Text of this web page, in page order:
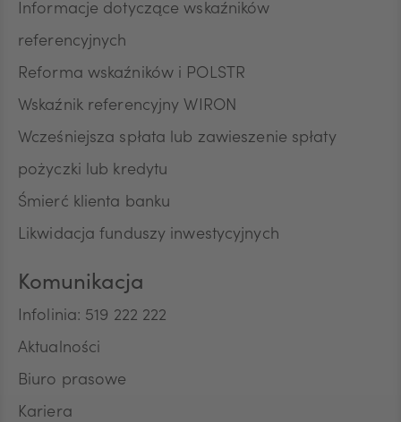
Informacje dotyczące wskaźników
referencyjnych
Reforma wskaźników i POLSTR
Wskaźnik referencyjny WIRON
Wcześniejsza spłata lub zawieszenie spłaty
pożyczki lub kredytu
Śmierć klienta banku
Likwidacja funduszy inwestycyjnych
Komunikacja
Infolinia: 519 222 222
Aktualności
Biuro prasowe
Kariera